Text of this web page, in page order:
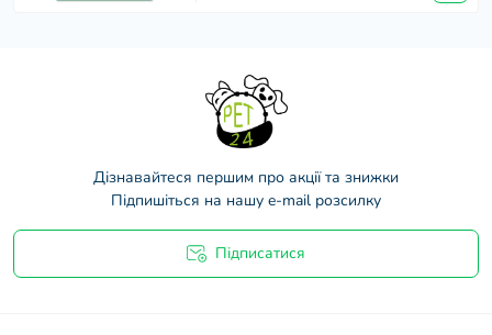
Дізнавайтеся першим про акції та знижки
Підпишіться на нашу e-mail розсилку
Підписатися